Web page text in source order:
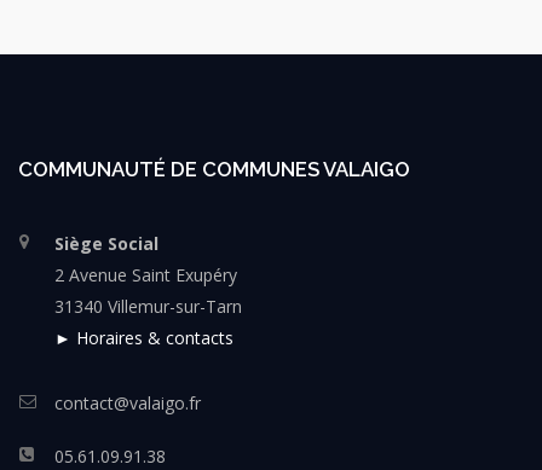
COMMUNAUTÉ DE COMMUNES VALAIGO
Siège Social
2 Avenue Saint Exupéry
31340 Villemur-sur-Tarn
► Horaires & contacts
contact@valaigo.fr
05.61.09.91.38